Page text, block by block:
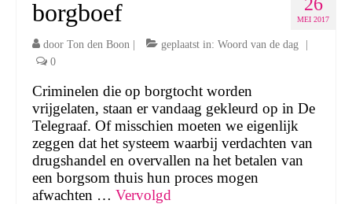
MEI 2017
borgboef
door Ton den Boon geplaatst in: Woord van de dag
0
Criminelen die op borgtocht worden
vrijgelaten, staan er vandaag gekleurd op in De
Telegraaf. Of misschien moeten we eigenlijk
zeggen dat het systeem waarbij verdachten van
drugshandel en overvallen na het betalen van
een borgsom thuis hun proces mogen
afwachten … Vervolgd